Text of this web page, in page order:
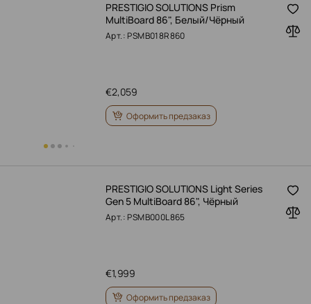
PRESTIGIO SOLUTIONS Prism
MultiBoard 86", Белый/Чёрный
Арт.: PSMB018R860
2,059
€
Оформить предзаказ
PRESTIGIO SOLUTIONS Light Series
Gen 5 MultiBoard 86", Чёрный
Арт.: PSMB000L865
1,999
€
Оформить предзаказ